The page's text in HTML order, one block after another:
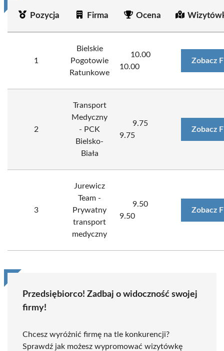
Pozycja Firma Ocena
1
Bielskie
Pogotowie
Ratunkowe
10.00
10.00
Zobacz
2
Transport
Medyczny
- PCK
Bielsko-
Biała
9.75
9.75
Zobacz
3
Jurewicz
Team -
Prywatny
transport
medyczny
9.50
9.50
Zobacz
Przedsiębiorco! Zadbaj o widoczność swojej
firmy!
Chcesz wyróżnić firmę na tle konkurencji?
Sprawdź jak możesz wypromować wizytówkę